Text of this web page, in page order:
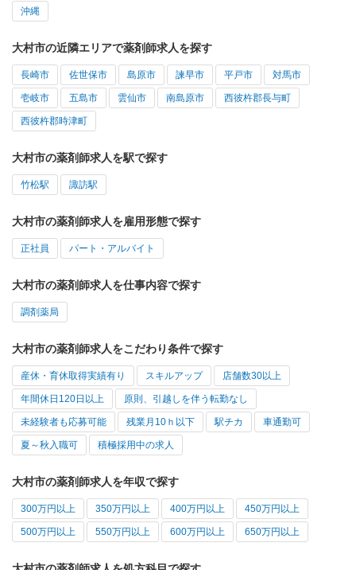
沖縄
大村市の近隣エリアで薬剤師求人を探す
長崎市 佐世保市 島原市 諫早市 平戸市 対馬市
壱岐市 五島市 雲仙市 南島原市 西彼杵郡長与町
西彼杵郡時津町
大村市の薬剤師求人を駅で探す
竹松駅 諏訪駅
大村市の薬剤師求人を雇用形態で探す
正社員 パート・アルバイト
大村市の薬剤師求人を仕事内容で探す
調剤薬局
大村市の薬剤師求人をこだわり条件で探す
産休・育休取得実績有り スキルアップ 店舗数30以上
年間休日120日以上 原則、引越しを伴う転勤なし
未経験者も応募可能 残業月10ｈ以下 駅チカ 車通勤可
夏～秋入職可 積極採用中の求人
大村市の薬剤師求人を年収で探す
300万円以上 350万円以上 400万円以上 450万円以上
500万円以上 550万円以上 600万円以上 650万円以上